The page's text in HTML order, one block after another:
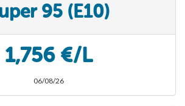
95 (E10)
1,756 €/L
06/08/26